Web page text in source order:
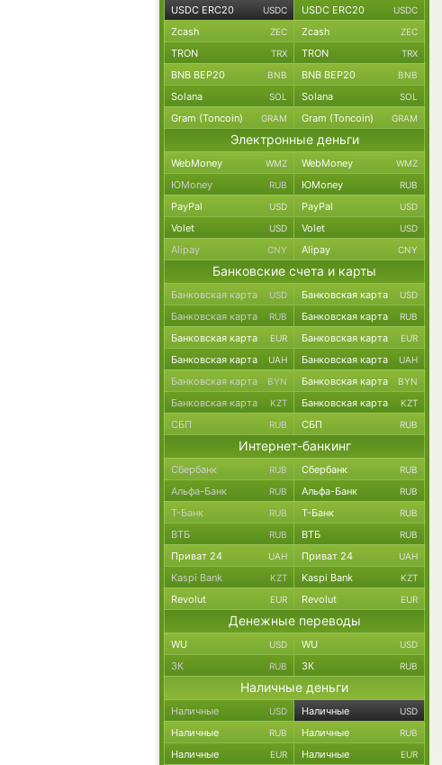
USDC ERC20 USDC USDC ERC20 USDC
Zcash ZEC Zcash ZEC
TRON TRX TRON TRX
BNB BEP20 BNB BNB BEP20 BNB
Solana SOL Solana SOL
Gram (Toncoin) GRAM Gram (Toncoin) GRAM
Электронные деньги
WebMoney WMZ WebMoney WMZ
ЮMoney RUB ЮMoney RUB
PayPal USD PayPal USD
Volet USD Volet USD
Alipay CNY Alipay CNY
Банковские счета и карты
Банковская карта USD Банковская карта USD
Банковская карта RUB Банковская карта RUB
Банковская карта EUR Банковская карта EUR
Банковская карта UAH Банковская карта UAH
Банковская карта BYN Банковская карта BYN
Банковская карта KZT Банковская карта KZT
СБП RUB СБП RUB
Интернет-банкинг
Сбербанк RUB Сбербанк RUB
Альфа-Банк RUB Альфа-Банк RUB
Т-Банк RUB Т-Банк RUB
ВТБ RUB ВТБ RUB
Приват 24 UAH Приват 24 UAH
Kaspi Bank KZT Kaspi Bank KZT
Revolut EUR Revolut EUR
Денежные переводы
WU USD WU USD
ЗК RUB ЗК RUB
Наличные деньги
Наличные USD Наличные USD
Наличные RUB Наличные RUB
Наличные EUR Наличные EUR